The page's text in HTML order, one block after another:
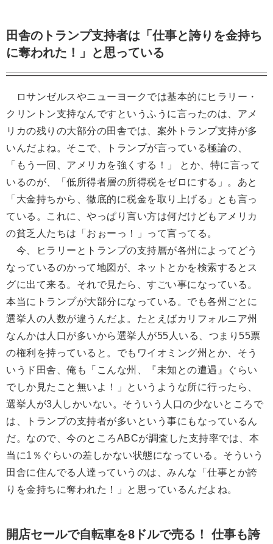
田舎のトランプ支持者は「仕事と誇りを金持ち
に奪われた！」と思っている
ロサンゼルスやニューヨークでは基本的にヒラリー・
クリントン支持なんですというふうに言ったのは、アメ
リカの残りの大部分の田舎では、案外トランプ支持が多
いんだよね。そこで、トランプが言っている極論の、
「もう一回、アメリカを強くする！」 とか、特に言って
いるのが、「低所得者層の所得税をゼロにする」。あと
「大金持ちから、徹底的に税金を取り上げる」とも言っ
ている。これに、やっぱり言い方は何だけどもアメリカ
の貧乏人たちは「おぉーっ！」って言ってる。
今、ヒラリーとトランプの支持層が各州によってどう
なっているのかって地図が、ネットとかを検索するとス
グに出て来る。それで見たら、すごい事になっている。
本当にトランプが大部分になっている。でも各州ごとに
選挙人の人数が違うんだよ。たとえばカリフォルニア州
なんかは人口が多いから選挙人が55人いる、つまり55票
の権利を持っていると。でもワイオミング州とか、そう
いうド田舎、俺も「こんな州、『未知との遭遇』ぐらい
でしか見たこと無いよ！」というような所に行ったら、
選挙人が3人しかいない。そういう人口の少ないところで
は、トランプの支持者が多いという事にもなっているん
だ。なので、今のところABCが調査した支持率では、本
当に1％ぐらいの差しかない状態になっている。そういう
田舎に住んでる人達っていうのは、みんな「仕事とか誇
りを金持ちに奪われた！」と思っているんだよね。
開店セールで自転車を8ドルで売る！ 仕事も誇